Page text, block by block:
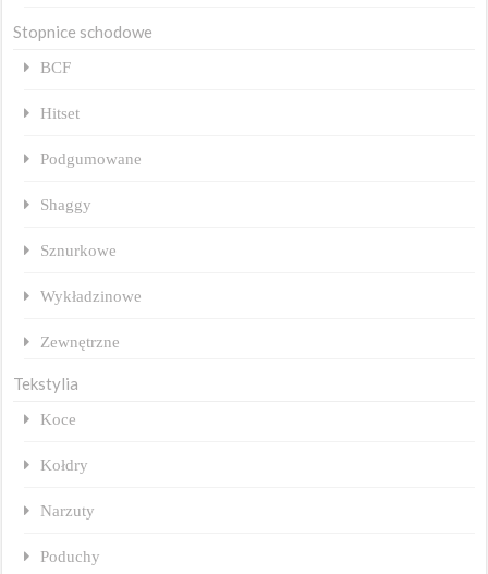
Stopnice schodowe
BCF
Hitset
Podgumowane
Shaggy
Sznurkowe
Wykładzinowe
Zewnętrzne
Tekstylia
Koce
Kołdry
Narzuty
Poduchy